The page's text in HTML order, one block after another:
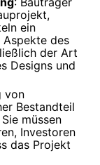
ein
Aspekte des
der Art
Designs und
von
Bestandteil
müssen
Investoren
das Projekt